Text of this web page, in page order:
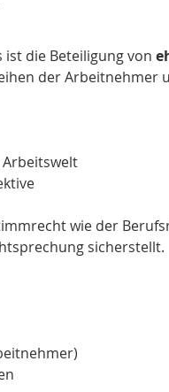
die Beteiligung von
der Arbeitnehmer
wie der
sicherstellt.